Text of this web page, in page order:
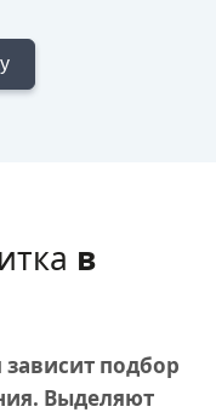
в
подбор
Выделяют